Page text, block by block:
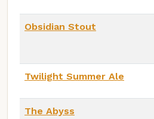
Obsidian Stout
Twilight Summer Ale
The Abyss